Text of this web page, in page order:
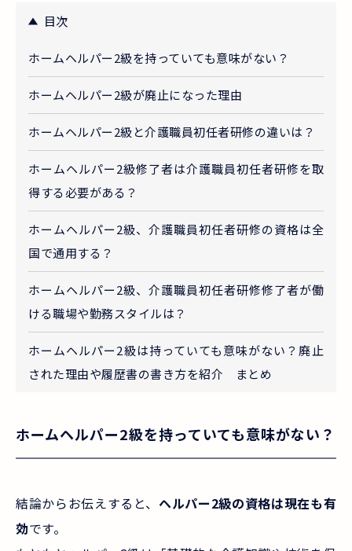
目次
ホームヘルパー2級を持っていても意味がない？
ホームヘルパー2級が廃止になった理由
ホームヘルパー2級と介護職員初任者研修の違いは？
ホームヘルパー2級修了者は介護職員初任者研修を取
得する必要がある？
ホームヘルパー2級、介護職員初任者研修の資格は全
国で通用する？
ホームヘルパー2級、介護職員初任者研修修了者が働
ける職場や勤務スタイルは？
ホームヘルパー2級は持っていても意味がない？廃止
された理由や履歴書の書き方を紹介 まとめ
ホームヘルパー2級を持っていても意味がない？
結論からお伝えすると、 ヘルパー2級の資格は現在も有
効です。